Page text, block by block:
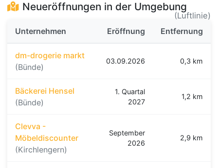
Neueröffnungen in der Umgebung
(Luftlinie)
Unternehmen
Eröffnung Entfernung
dm-drogerie markt
(Bünde)
03.09.2026 0,3 km
Bäckerei Hensel
(Bünde)
1. Quartal
2027
1,2 km
Clevva -
Möbeldiscounter
(Kirchlengern)
September
2026
2,9 km